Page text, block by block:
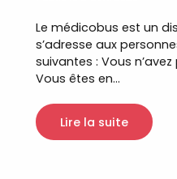
Le médicobus est un
s’adresse aux
suivantes : Vous
Vous êtes en...
Lire la suite